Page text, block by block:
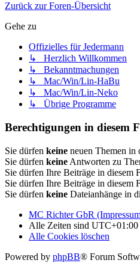
Zurück zur Foren-Übersicht
Gehe zu
Offizielles für Jedermann
↳ Herzlich Willkommen
↳ Bekanntmachungen
↳ Mac/Win/Lin-HaBu
↳ Mac/Win/Lin-Neko
↳ Übrige Programme
Berechtigungen in diesem
Sie dürfen keine neuen Themen in
Sie dürfen keine Antworten zu
Sie dürfen Ihre Beiträge in diesem
Sie dürfen Ihre Beiträge in diesem
Sie dürfen keine Dateianhänge in
MC Richter GbR
Alle Zeiten sind UTC+01:00
Alle Cookies löschen
Powered by phpBB® Forum